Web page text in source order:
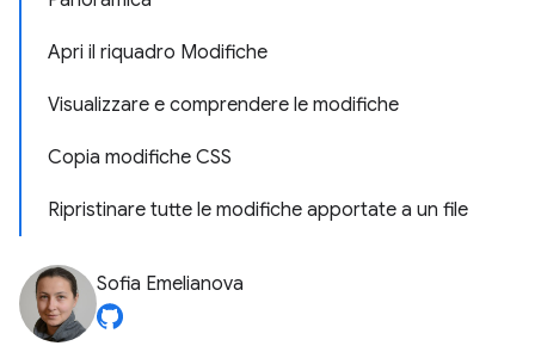
Apri il riquadro Modifiche
Visualizzare e comprendere le modifiche
Copia modifiche CSS
Ripristinare tutte le modifiche apportate a un file
Sofia Emelianova